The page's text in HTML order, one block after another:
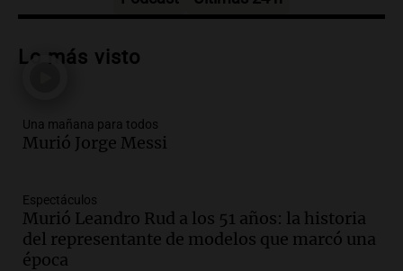
Audio.Trágico accidente en Mendoza:
vehículos desde un puente
Audio.Tragedia en Mendoza: un muerto
y cinco heridos tras caer dos autos desde
Episodios
Audio.Messi llegará esta noche a
Rosario para acompañar a su familia
Lo más visto
Una mañana para todos
Murió Jorge Messi
Espectáculos
Murió Leandro Rud a los 51 años: la historia
del representante de modelos que marcó una
época